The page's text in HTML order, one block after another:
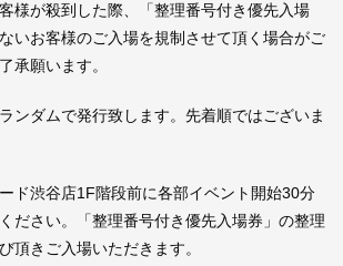
様が殺到した際、「整理番号付き優先入場
いお客様のご入場を規制させて頂く場合がご
承願います。
ンダムで発行致します。先着順ではございま
ド渋谷店1F階段前に各部イベント開始30分
ださい。「整理番号付き優先入場券」の整理
頂きご入場いただきます。